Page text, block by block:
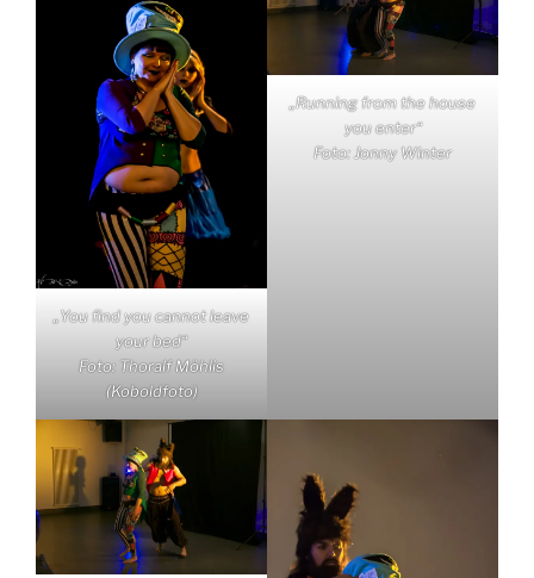
„You find you cannot leave
your bed“
Foto: Thoralf Möhlis
(Koboldfoto)
„Running from the house
you enter“
Foto: Jonny Winter